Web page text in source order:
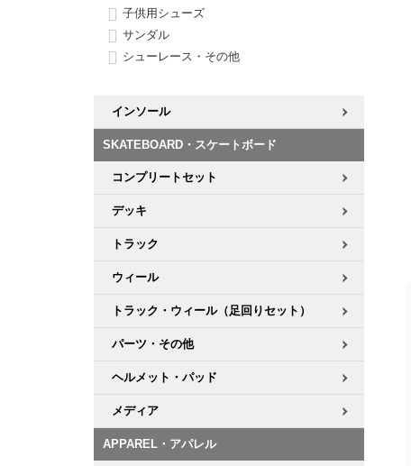
子供用シューズ
サンダル
シューレース・その他
インソール
SKATEBOARD・スケートボード
コンプリートセット
デッキ
トラック
ウィール
トラック・ウィール（足回りセット）
パーツ・その他
ヘルメット・パッド
メディア
APPAREL・アパレル
シェイプデッキ